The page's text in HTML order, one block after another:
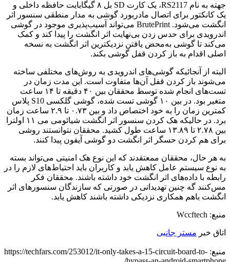
جهته به نام RS2117، یک کارت SD بل ۸ گیگابایت حافظه داخلی و
یک کانکتور برای اتصال مادربورد گوشی به مدار منطقی سنسور اثر
انگشت می‌شود. BrutePrint می‌تواند آسیب‌پذیری موجود در گوشی
اندرویدی برای حدس زدن بی‌نهایت اثر انگشت را پیدا کند و کمک
می‌کند تا گوشی به‌محض یافتن نزدیکترین اثر انگشت به نسخه
اصلی اقدام به باز کردن قفل گوشی بکند.
البته از آنجائیکه گوشی‌های اندرویدی به روش‌های مختلفی ساخته
می‌شوند باز کردن قفل آن‌ها متفاوت است. این مدت زمان در
تست‌های انجام شده توسط محققان بین ۴۰ دقیقه تا ۱۴ ساعت
متغیر بود. در بین ۱۰ گوشی تست شده، گوشی گلکسی S10 پلاس
کمترین زمان را به خود اختصاص داد و بین ۰.۷۳ تا ۲.۹ ساعت زمان
برد. در حالیکه هک کردن سنسور اثر انگشت شیائومی می ۱۱ اولترا
بین ۲.۷۸ تا ۱۳.۸۹ ساعت طول کشید. محققان نتوانستند روشی
برای هم کردن حسگر اثر انگشت دو گوشی آیفون پیدا کنند.
به هر حال، محققان ممعتقدند که این نوع هک امنیتی می‌تواند بسته
به نوع سیستم عامل کاهش یابد و کاربران باید احتیاط‌های لازم را در
رابطه با داده‌های اثر انگشت خود داشته باشند. محققان فکر
مس‌کنند گه چنین تهدیداتی در صورتی که سازندگان سنسورهای اثر
انگشت باهم همکاری نزدیکی داشته باشند کاهش یابد.
منبع: Wccftech
اتاق خبر مستر جانبی
منبع: https://techfars.com/253012/it-only-takes-a-15-circuit-board-to-